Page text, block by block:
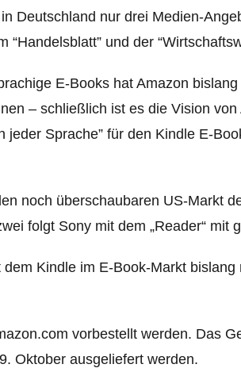
Deutschland nur drei Medien-
“Handelsblatt” und der
E-Books hat Amazon
– schließlich ist es die Vision
jeder Sprache” für den Kindle E-
noch überschaubaren US-Markt
folgt Sony mit dem „Reader“ mit
Kindle im E-Book-Markt
vorbestellt werden. Das
Oktober ausgeliefert werden.